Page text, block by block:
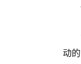
动